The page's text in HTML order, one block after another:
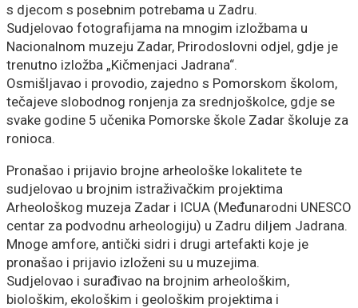
s djecom s posebnim potrebama u Zadru.
Sudjelovao fotografijama na mnogim izložbama u
Nacionalnom muzeju Zadar, Prirodoslovni odjel, gdje je
trenutno izložba „Kičmenjaci Jadrana“.
Osmišljavao i provodio, zajedno s Pomorskom školom,
tečajeve slobodnog ronjenja za srednjoškolce, gdje se
svake godine 5 učenika Pomorske škole Zadar školuje za
ronioca.
Pronašao i prijavio brojne arheološke lokalitete te
sudjelovao u brojnim istraživačkim projektima
Arheološkog muzeja Zadar i ICUA (Međunarodni UNESCO
centar za podvodnu arheologiju) u Zadru diljem Jadrana.
Mnoge amfore, antički sidri i drugi artefakti koje je
pronašao i prijavio izloženi su u muzejima.
Sudjelovao i surađivao na brojnim arheološkim,
biološkim, ekološkim i geološkim projektima i